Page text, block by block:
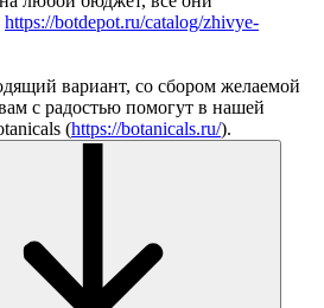
https://botdepot.ru/catalog/zhivye-
вариант, со сбором желаемой
с радостью помогут в нашей
(https://botanicals.ru/).